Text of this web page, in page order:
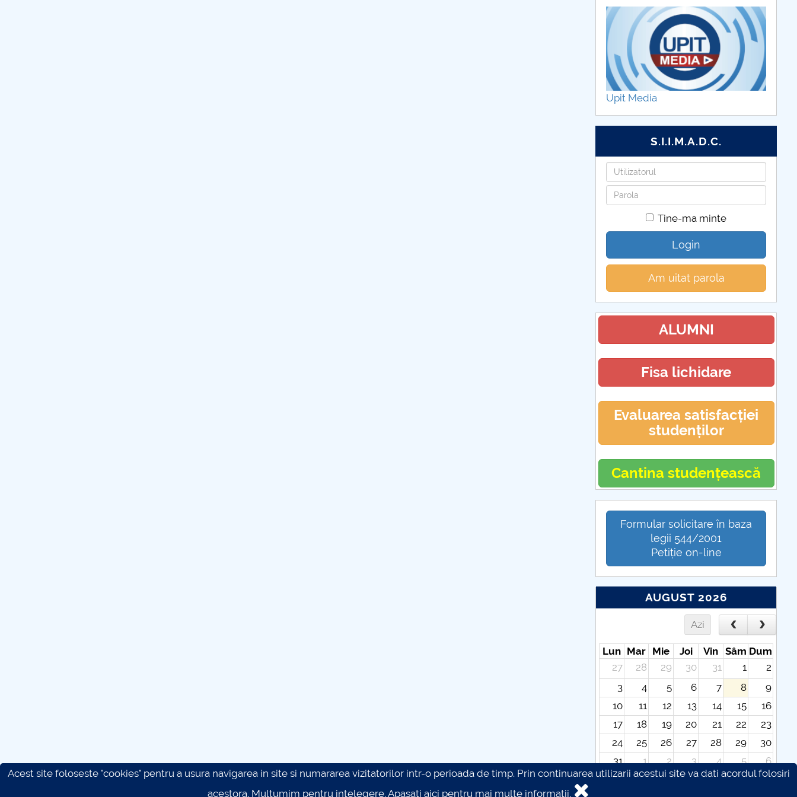
Upit Media
S.I.I.M.A.D.C.
Utilizatorul
Parola
Tine-ma minte
Login
Am uitat parola
ALUMNI
Fisa lichidare
Evaluarea satisfacției
studenților
Cantina studențească
Formular solicitare în baza
legii 544/2001
Petiție on-line
AUGUST 2026
Azi
Lun Mar Mie Joi Vin Sâm Dum
27
28 29 30 31 1
2
3
4 5 6 7 8
9
10
11 12 13 14 15
16
17
18 19 20 21 22
23
24
25 26 27 28 29
30
31
1 2 3 4 5
6
Acest site foloseste "cookies" pentru a usura navigarea in site si numararea vizitatorilor intr-o perioada de timp. Prin continuarea utilizarii acestui site va dati acordul folosiri
acestora. Multumim pentru intelegere.Apasati aici pentru mai multe informatii.